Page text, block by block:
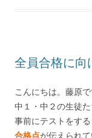
全員合格に向
こんにちは。藤原で
中１・中２の生徒た
事前にテストをす
合格点が伝えられて